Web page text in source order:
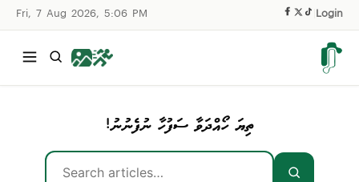
Fri, 7 Aug 2026, 5:06 PM Login
ތިޔަ ހޯއްދަވާ ސަފުހާ ނުފެނުނު!